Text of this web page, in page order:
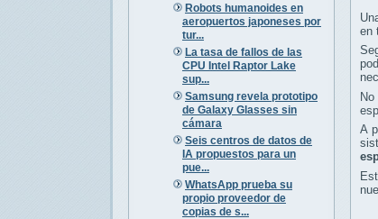
Robots humanoides en
aeropuertos japoneses por
tur...
La tasa de fallos de las
CPU Intel Raptor Lake
sup...
Samsung revela prototipo
de Galaxy Glasses sin
cámara
Seis centros de datos de
IA propuestos para un
pue...
WhatsApp prueba su
propio proveedor de
copias de s...
en
A